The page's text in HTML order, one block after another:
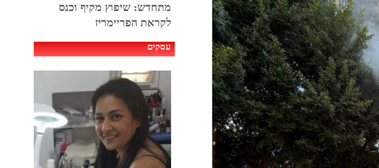
מתחדש: שיפוץ מקיף וכנס
לקראת הפריימריז
עסקים